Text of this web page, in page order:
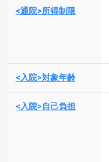
<通院>所得制限
<入院>対象年齢
<入院>自己負担